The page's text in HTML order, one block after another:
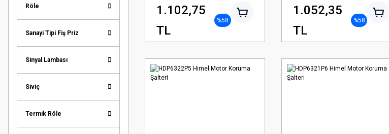
Röle
Sanayi Tipi Fiş Priz
Sinyal Lambası
Siviç
Termik Röle
1.102,75
TL
%58
1.052,35
TL
%58